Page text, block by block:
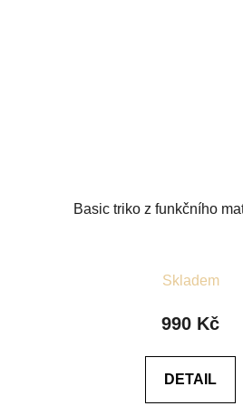
Basic triko z funkčního
produktu
z
Skladem
990 Kč
DETAIL